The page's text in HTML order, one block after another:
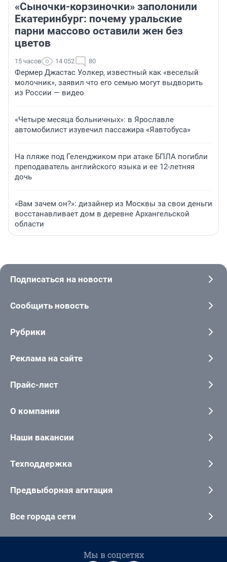
«Сыночки-корзиночки» заполонили
Екатеринбург: почему уральские
парни массово оставили жен без
цветов
15 часов 14 052 80
Фермер Джастас Уолкер, известный как «веселый
молочник», заявил что его семью могут выдворить
из России — видео
«Четыре месяца больничных»: в Ярославле
автомобилист изувечил пассажира «Яавтобуса»
На пляже под Геленджиком при атаке БПЛА погибли
преподаватель английского языка и ее 12-летняя
дочь
«Вам зачем он?»: дизайнер из Москвы за свои деньги
восстанавливает дом в деревне Архангельской
области
Подписаться на новости
Сообщить новость
Рубрики
Реклама на сайте
Прайс-лист
О компании
Наши вакансии
Техподдержка
Предвыборная агитация
Все города сети
Мы в соцсетях